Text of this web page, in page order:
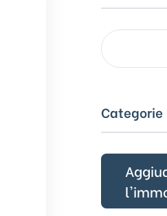
Categorie